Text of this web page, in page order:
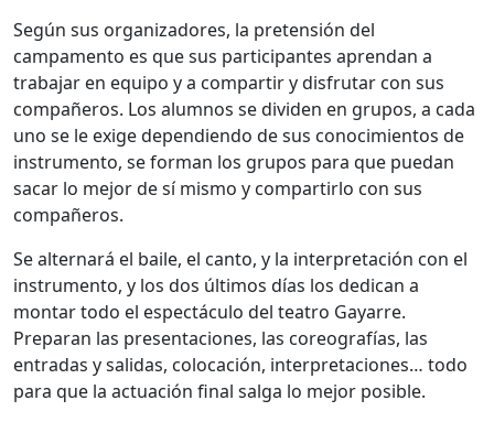
Según sus organizadores, la pretensión del
campamento es que sus participantes aprendan a
trabajar en equipo y a compartir y disfrutar con sus
compañeros. Los alumnos se dividen en grupos, a cada
uno se le exige dependiendo de sus conocimientos de
instrumento, se forman los grupos para que puedan
sacar lo mejor de sí mismo y compartirlo con sus
compañeros.
Se alternará el baile, el canto, y la interpretación con el
instrumento, y los dos últimos días los dedican a
montar todo el espectáculo del teatro Gayarre.
Preparan las presentaciones, las coreografías, las
entradas y salidas, colocación, interpretaciones… todo
para que la actuación final salga lo mejor posible.